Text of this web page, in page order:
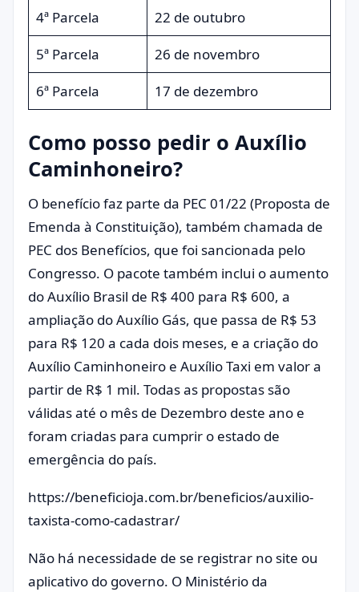
4ª Parcela
22 de outubro
5ª Parcela
26 de novembro
6ª Parcela
17 de dezembro
Como posso pedir o Auxílio
Caminhoneiro?
O benefício faz parte da PEC 01/22 (Proposta de
Emenda à Constituição), também chamada de
PEC dos Benefícios, que foi sancionada pelo
Congresso. O pacote também inclui o aumento
do Auxílio Brasil de R$ 400 para R$ 600, a
ampliação do Auxílio Gás, que passa de R$ 53
para R$ 120 a cada dois meses, e a criação do
Auxílio Caminhoneiro e Auxílio Taxi em valor a
partir de R$ 1 mil. Todas as propostas são
válidas até o mês de Dezembro deste ano e
foram criadas para cumprir o estado de
emergência do país.
https://beneficioja.com.br/beneficios/auxilio-
taxista-como-cadastrar/
Não há necessidade de se registrar no site ou
aplicativo do governo. O Ministério da